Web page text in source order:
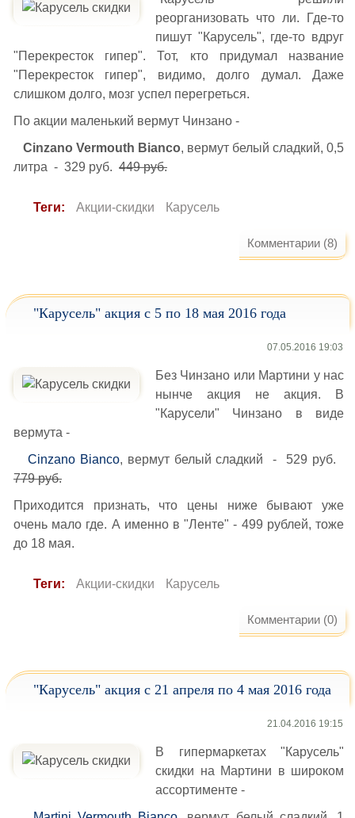
реорганизовать что ли. Где-то
пишут "Карусель", где-то вдруг
"Перекресток гипер". Тот, кто придумал название
"Перекресток гипер", видимо, долго думал. Даже
слишком долго, мозг успел перегреться.
По акции маленький вермут Чинзано -
Cinzano Vermouth Bianco, вермут белый сладкий, 0,5
литра - 329 руб. 449 руб.
Теги: Акции-скидки Карусель
Комментарии (8)
"Карусель" акция с 5 по 18 мая 2016 года
07.05.2016 19:03
Без Чинзано или Мартини у нас
нынче акция не акция. В
"Карусели" Чинзано в виде
вермута -
Cinzano Bianco, вермут белый сладкий - 529 руб.
779 руб.
Приходится признать, что цены ниже бывают уже
очень мало где. А именно в "Ленте" - 499 рублей, тоже
до 18 мая.
Теги: Акции-скидки Карусель
Комментарии (0)
"Карусель" акция с 21 апреля по 4 мая 2016 года
21.04.2016 19:15
В гипермаркетах "Карусель"
скидки на Мартини в широком
ассортименте -